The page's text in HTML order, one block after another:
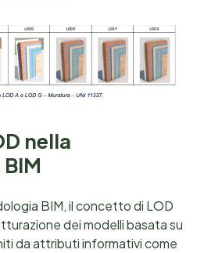
nella
BIM, il concetto di LOD
dei modelli basata su
da attributi informativi come